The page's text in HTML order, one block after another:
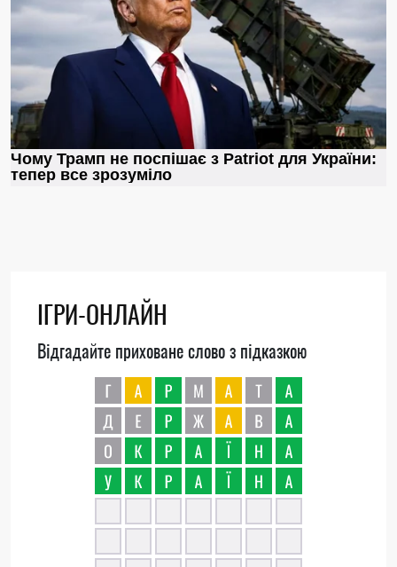
ІГРИ-ОНЛАЙН
Відгадайте приховане слово з підказкою